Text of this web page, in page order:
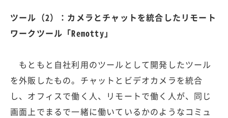
ツール（2）：カメラとチャットを統合したリモート
ワークツール「Remotty」
もともと自社利用のツールとして開発したツール
を外販したもの。チャットとビデオカメラを統合
し、オフィスで働く人、リモートで働く人が、同じ
画面上でまるで一緒に働いているかのようなコミュ